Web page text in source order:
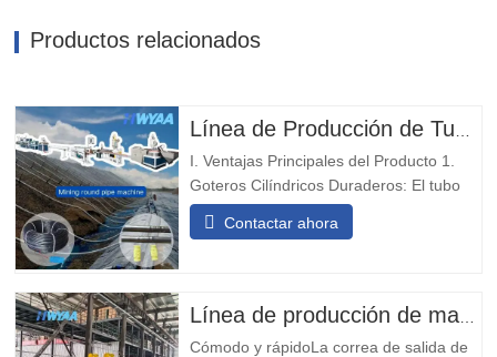
Productos relacionados
I. Ventajas Principales del Producto 1.
Goteros Cilíndricos Duraderos: El tubo
de goteo con emisor redondo incrustado
está equipado con goteros de alta
adecuado para operaciones mineras a
largo plazo. 2. Doble...
Contactar ahora
Cómodo y rápidoLa correa de salida de